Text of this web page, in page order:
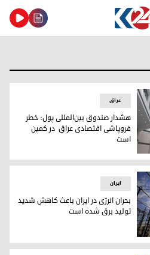
خطر فروپاشی اقتصادی عراق
عراق
هشدار صندوق بین‌المللی پول: خطر
فروپاشی اقتصادی عراق در کمین
است
کاهش شدید تولید برق شده است
ایران
بحران انرژی در ایران باعث کاهش شدید
تولید برق شده است